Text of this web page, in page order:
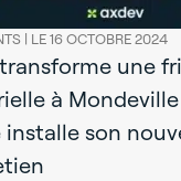
| LE 16 OCTOBRE 2024
une
à Mondeville
installe son